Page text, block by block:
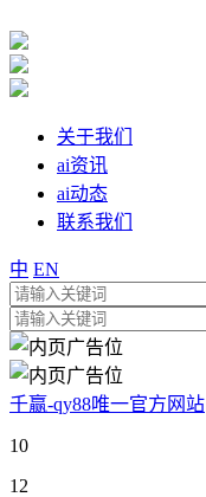
关于我们
ai资讯
ai动态
联系我们
中 EN
千赢-qy88唯一官方网站
10
12